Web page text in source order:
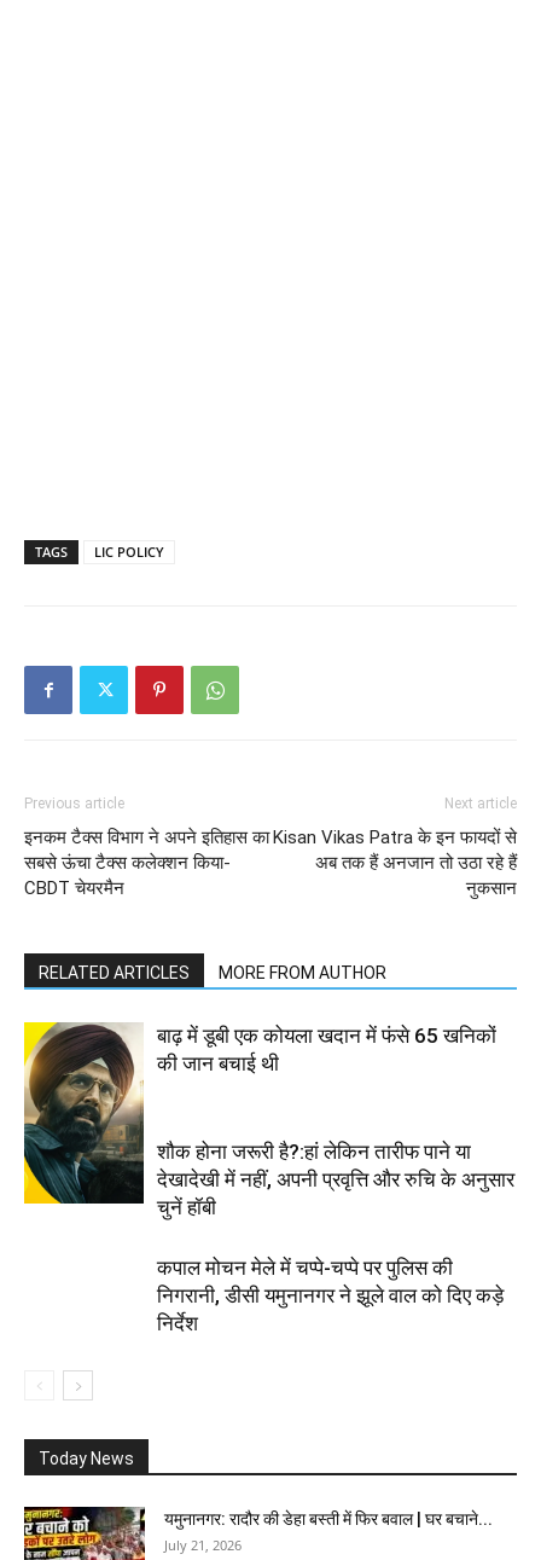
TAGS LIC POLICY
Previous article
इनकम टैक्स विभाग ने अपने इतिहास का
सबसे ऊंचा टैक्स कलेक्शन किया-
CBDT चेयरमैन
Next article
Kisan Vikas Patra के इन फायदों से
अब तक हैं अनजान तो उठा रहे हैं
नुकसान
RELATED ARTICLES MORE FROM AUTHOR
बाढ़ में डूबी एक कोयला खदान में फंसे 65 खनिकों
की जान बचाई थी
शौक होना जरूरी है?:हां लेकिन तारीफ पाने या
देखादेखी में नहीं, अपनी प्रवृत्ति और रुचि के अनुसार
चुनें हॉबी
कपाल मोचन मेले में चप्पे-चप्पे पर पुलिस की
निगरानी, डीसी यमुनानगर ने झूले वाल को दिए कड़े
निर्देश
Today News
यमुनानगर: रादौर की डेहा बस्ती में फिर बवाल | घर बचाने...
July 21, 2026